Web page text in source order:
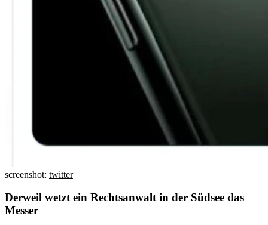
screenshot: twitter
Derweil wetzt ein Rechtsanwalt in der Südsee das
Messer